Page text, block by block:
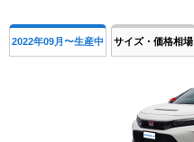
2022年09月〜生産中 サイズ・価格相場